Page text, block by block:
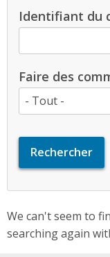
Identifiant du
Faire des
We can't seem to
searching again